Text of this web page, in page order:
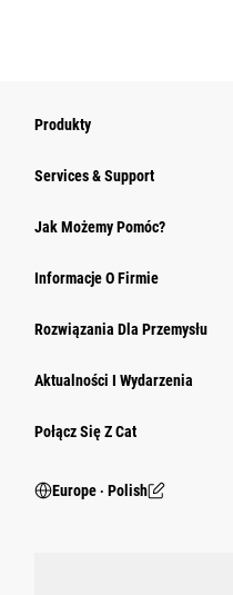
Produkty
Services & Support
Jak Możemy Pomóc?
Informacje O Firmie
Rozwiązania Dla Przemysłu
Aktualności I Wydarzenia
Połącz Się Z Cat
Europe ‧ Polish